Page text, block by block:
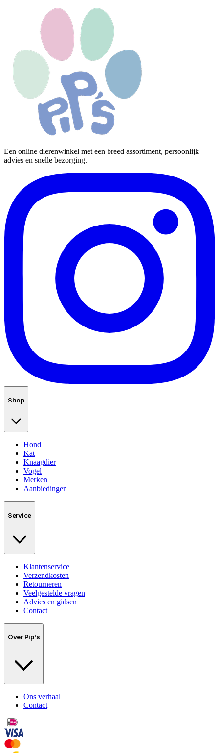
Een online dierenwinkel met een breed assortiment, persoonlijk
advies en snelle bezorging.
Shop
Hond
Kat
Knaagdier
Vogel
Merken
Aanbiedingen
Service
Klantenservice
Verzendkosten
Retourneren
Veelgestelde vragen
Advies en gidsen
Contact
Over Pip's
Ons verhaal
Contact